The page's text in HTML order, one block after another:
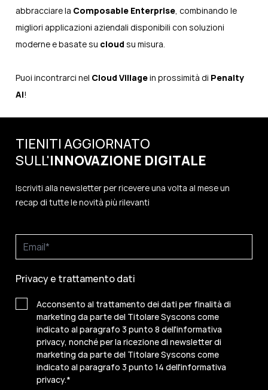
abbracciare la Composable Enterprise, combinando le
migliori applicazioni aziendali disponibili con soluzioni
moderne e basate su cloud su misura.
Puoi incontrarci nel Cloud Villagein prossimità di Penalty
AI!
TIENITI AGGIORNATO
SULL'INNOVAZIONE DIGITALE
Iscriviti alla newsletter per ricevere una volta al mese un
recap di tutte le novità più rilevanti
Privacy e trattamento dati
Acconsento al trattamento dei dati per finalità di
marketing da parte del Titolare Syscons come
indicato al paragrafo 3 punto 8 dell'informativa
privacy, nonché per la ricezione di newsletter di
marketing da parte del Titolare Syscons come
indicato al paragrafo 3 punto 14 dell'informativa
privacy.*